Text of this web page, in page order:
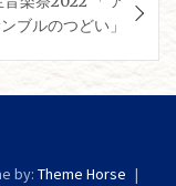
ブルのつどい」
by: Theme Horse